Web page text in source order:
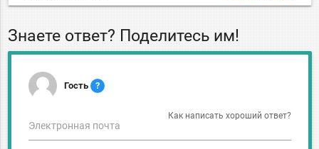
Знаете ответ? Поделитесь им!
Гость ?
Как написать хороший ответ?
Электронная почта